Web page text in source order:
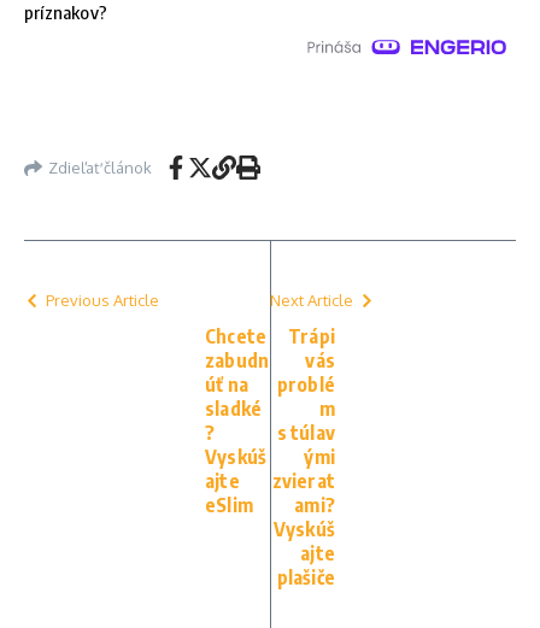
príznakov?
Zdieľať článok
Previous Article
Chcete
zabudn
úť na
sladké
?
Vyskúš
ajte
eSlim
Next Article
Trápi
vás
problé
m
s túlav
ými
zvierat
ami?
Vyskúš
ajte
plašiče